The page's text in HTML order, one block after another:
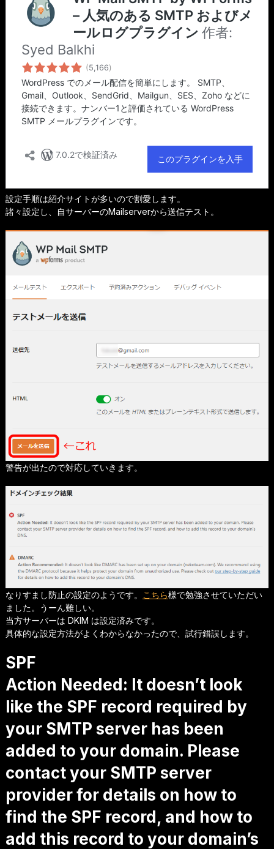
設定手順は紹介サイトが多いので割愛します。
諸々設定し、自サーバーのMailserverから送信テスト。
警告が出たので対応していきます。
なりすまし防止の設定のようです。 こちら様で勉強させていただい
ました。うーん難しい。
当方サーバーは DKIM は設定済みです。
具体的な設定方法がよくわからなかったので、試行錯誤します。
SPF
Action Needed: It doesn’t look
like the SPF record required by
your SMTP server has been
added to your domain. Please
contact your SMTP server
provider for details on how to
find the SPF record, and how to
add this record to your domain’s